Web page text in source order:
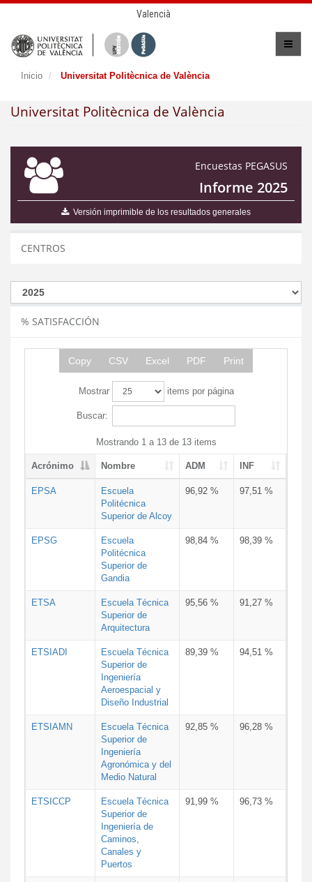
Valencià
Inicio Universitat Politècnica de València
Universitat Politècnica de València
Encuestas PEGASUS
Informe 2025
Versión imprimible de los resultados generales
CENTROS
% SATISFACCIÓN
Copy CSV Excel PDF Print
Mostrar items por página
Buscar:
Mostrando 1 a 13 de 13 items
Acrónimo Nombre ADM INF
EPSA
Escuela
Politécnica
Superior de Alcoy
96,92 % 97,51 %
EPSG
Escuela
Politécnica
Superior de
Gandia
98,84 % 98,39 %
ETSA
Escuela Técnica
Superior de
Arquitectura
95,56 % 91,27 %
ETSIADI
Escuela Técnica
Superior de
Ingeniería
Aeroespacial y
Diseño Industrial
89,39 % 94,51 %
ETSIAMN
Escuela Técnica
Superior de
Ingeniería
Agronómica y del
Medio Natural
92,85 % 96,28 %
ETSICCP
Escuela Técnica
Superior de
Ingeniería de
Caminos,
Canales y
Puertos
91,99 % 96,73 %